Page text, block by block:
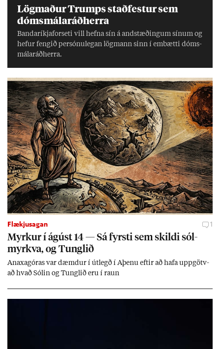
Lög­mað­ur Trumps stað­fest­ur sem
dóms­mála­ráð­herra
Banda­ríkja­for­seti vill hefna sín á and­stæð­ing­um sín­um og
hef­ur feng­ið per­sónu­leg­an lög­mann sinn í embætti dóms­
mála­ráð­herra.
Flækjusagan 1
Myrk­ur í ág­úst 14 — Sá fyrsti sem skildi sól­
myrkva, og Tungl­ið
An­axagór­as var dæmd­ur í út­legð í Aþenu eft­ir að hafa upp­götv­
að hvað Sól­in og Tungl­ið eru í raun